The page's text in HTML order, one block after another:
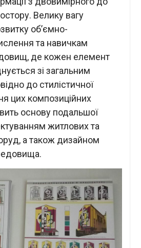
Велику вагу
об’ємно-
та навичкам
де кожен елемент
зі загальним
до стилістичної
цих композиційних
основу подальшої
житлових та
а також дизайном